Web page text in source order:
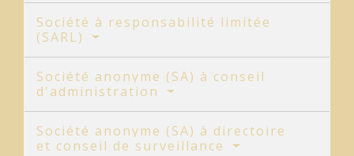
Société à responsabilité limitée
(SARL)
Société anonyme (SA) à conseil
d'administration
Société anonyme (SA) à directoire
et conseil de surveillance